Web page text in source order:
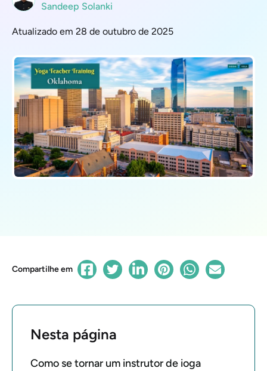
Sandeep Solanki
Atualizado em 28 de outubro de 2025
Compartilhe em
Nesta página
Como se tornar um instrutor de ioga